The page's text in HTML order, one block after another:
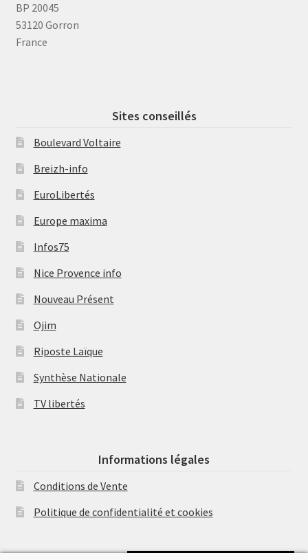
BP 20045
53120 Gorron
France
Sites conseillés
Boulevard Voltaire
Breizh-info
EuroLibertés
Europe maxima
Infos75
Nice Provence info
Nouveau Présent
Ojim
Riposte Laïque
Synthèse Nationale
TV libertés
Informations légales
Conditions de Vente
Politique de confidentialité et cookies